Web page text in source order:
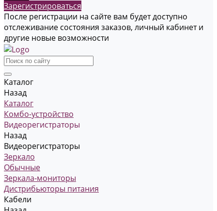
Зарегистрироваться
После регистрации на сайте вам будет доступно
отслеживание состояния заказов, личный кабинет и
другие новые возможности
Каталог
Назад
Каталог
Комбо-устройство
Видеорегистраторы
Назад
Видеорегистраторы
Зеркало
Обычные
Зеркала-мониторы
Дистрибьюторы питания
Кабели